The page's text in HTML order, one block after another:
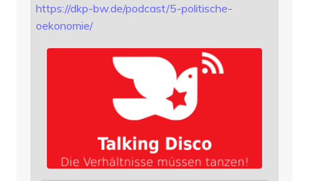
https://dkp-bw.de/podcast/5-politische-
oekonomie/